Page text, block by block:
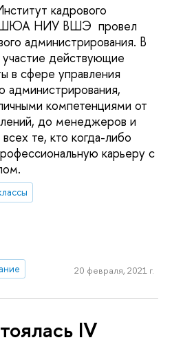
кадрового
ВШЮА НИУ ВШЭ провел
администрирования. В
действующие
в сфере управления
администрирования,
компетенциями от
до менеджеров и
те, кто когда-либо
карьеру с
20 февраля, 2021 г.
IV